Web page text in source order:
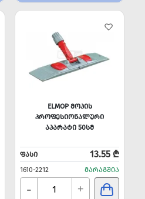
ELMOP ᲛᲝᲞᲘᲡ
ᲞᲠᲝᲤᲔᲡᲘᲝᲜᲐᲚᲣᲠᲘ
ᲐᲞᲐᲠᲐᲢᲘ 50ᲡᲛ
ᲤᲐᲡᲘ 13.55 ₾
1610-2212 ᲛᲐᲠᲐᲒᲨᲘᲐ
- +